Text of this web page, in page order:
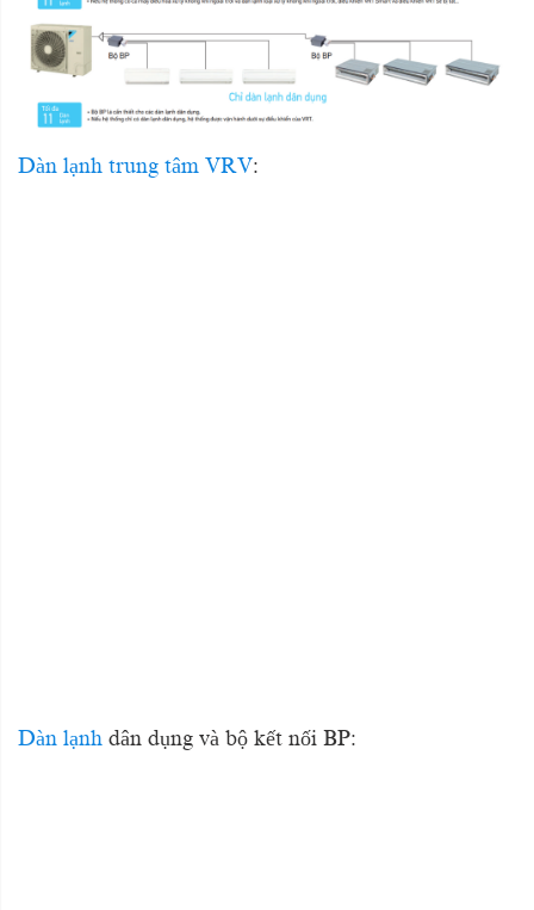
Dàn lạnh trung tâm VRV:
Dàn lạnh dân dụng và bộ kết nối BP: